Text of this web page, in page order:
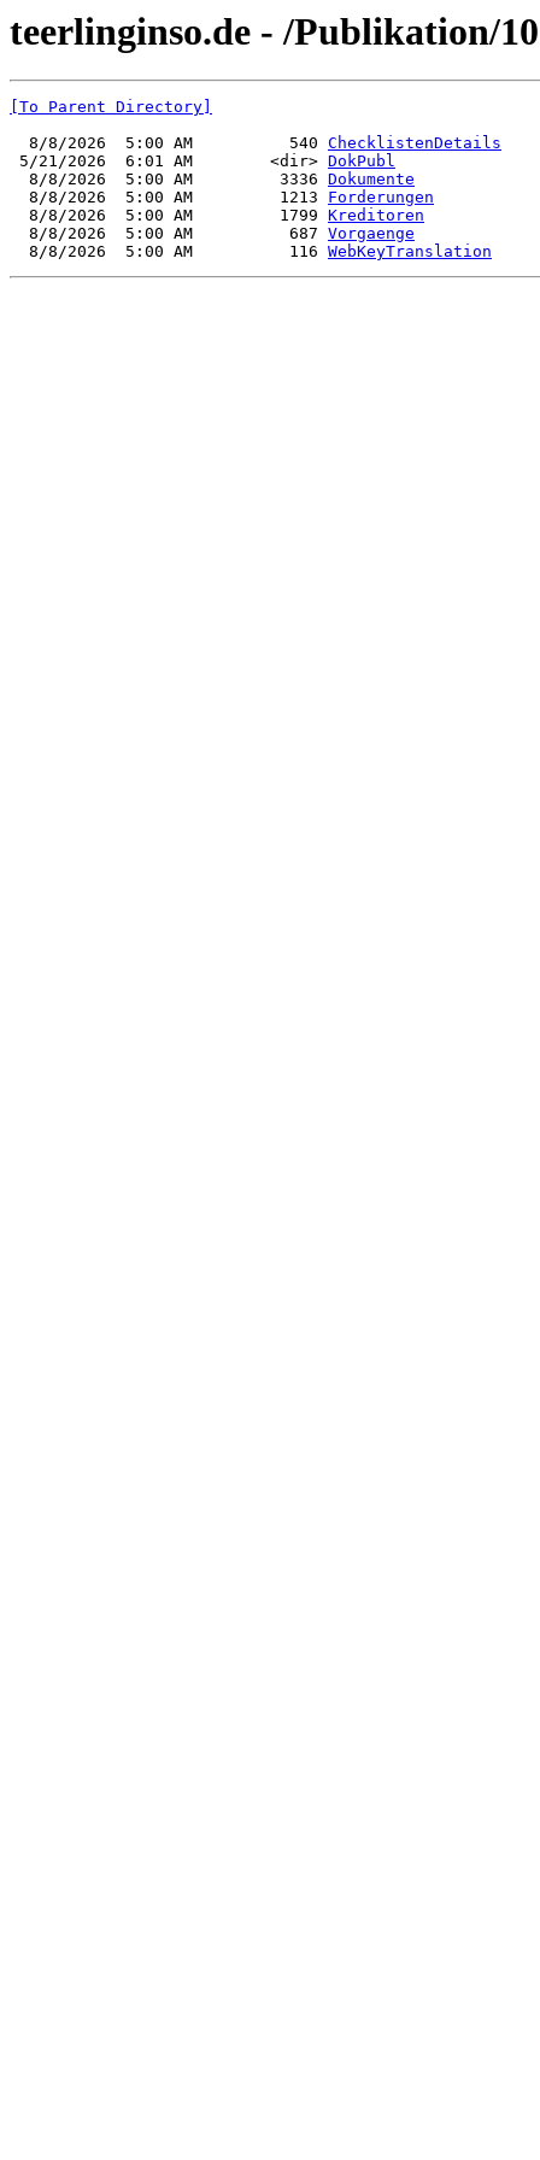
teerlinginso.de - /Publikation/
[To Parent Directory]
  8/8/2026  5:00 AM          540
ChecklistenDetails
5/21/2026  6:01 AM        <dir> DokPubl
  8/8/2026  5:00 AM         3336
Dokumente
  8/8/2026  5:00 AM         1213
Forderungen
  8/8/2026  5:00 AM         1799
Kreditoren
  8/8/2026  5:00 AM          687
Vorgaenge
  8/8/2026  5:00 AM          116
WebKeyTranslation